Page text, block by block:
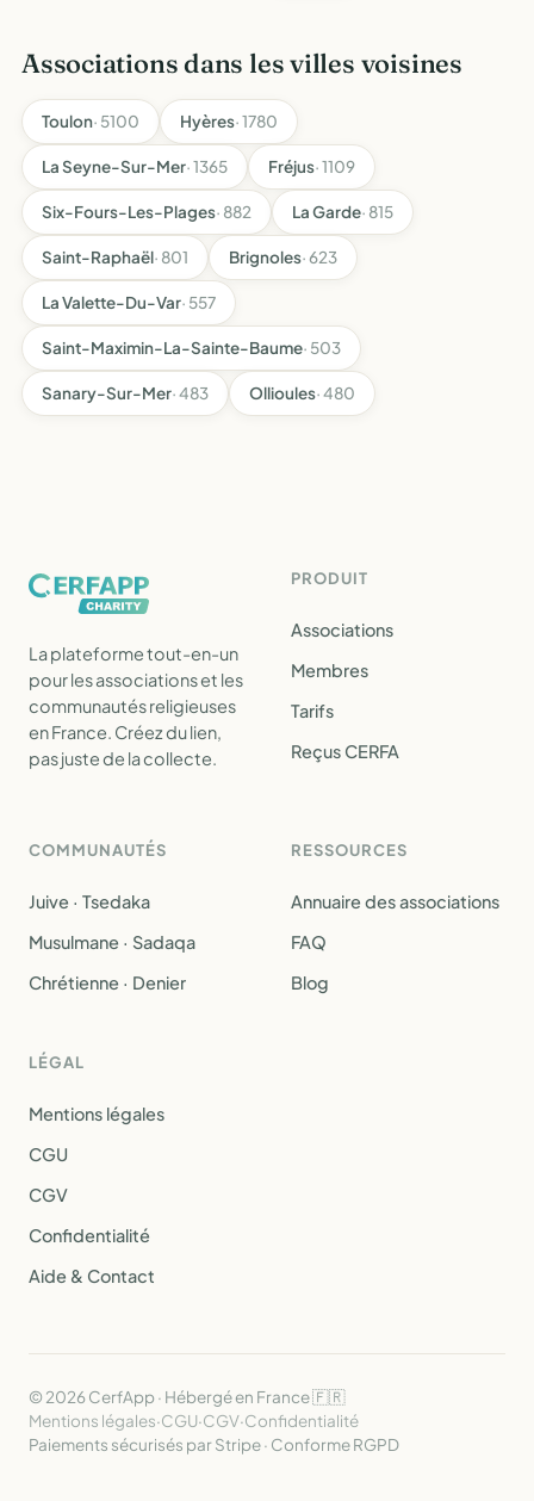
Associations dans les villes voisines
Toulon· 5100 Hyères· 1780
La Seyne-Sur-Mer· 1365 Fréjus· 1109
Six-Fours-Les-Plages· 882 La Garde· 815
Saint-Raphaël· 801 Brignoles· 623
La Valette-Du-Var· 557
Saint-Maximin-La-Sainte-Baume· 503
Sanary-Sur-Mer· 483 Ollioules· 480
La plateforme tout-en-un
pour les associations et les
communautés religieuses
en France. Créez du lien,
pas juste de la collecte.
PRODUIT
Associations
Membres
Tarifs
Reçus CERFA
COMMUNAUTÉS
Juive · Tsedaka
Musulmane · Sadaqa
Chrétienne · Denier
RESSOURCES
Annuaire des associations
FAQ
Blog
LÉGAL
Mentions légales
CGU
CGV
Confidentialité
Aide & Contact
© 2026 CerfApp · Hébergé en France 🇫🇷
Mentions légales·CGU·CGV·Confidentialité
Paiements sécurisés par Stripe · Conforme RGPD